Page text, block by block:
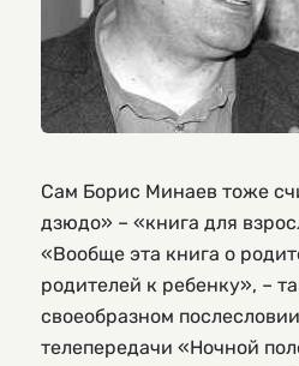
Сам Борис Минаев тоже
дзюдо» – «книга для
«Вообще эта книга о
родителей к ребенку», –
своеобразном
телепередачи «Ночной